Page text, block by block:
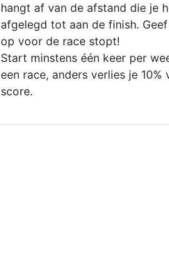
hangt af van de afstand die je
afgelegd tot aan de finish.
op voor de race stopt!
Start minstens één keer per
een race, anders verlies je 10%
score.